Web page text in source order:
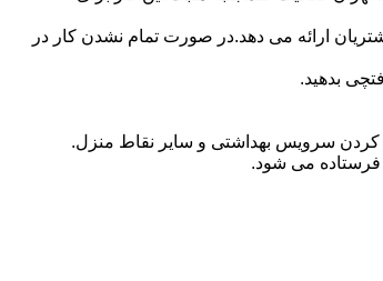
نظافتچی مشخص کرده است.این شرکت برای تعیین دستمزد پلن قیمتی 4 ساعته 6 ساعته و 8 ساعته به مشتریان ارائه می دهد.در صورت تمام نشدن کار در
کردن سرویس بهداشتی و سایر نقاط منزل.
فرستاده می شود.